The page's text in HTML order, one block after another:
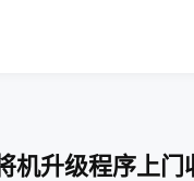
机升级程序上